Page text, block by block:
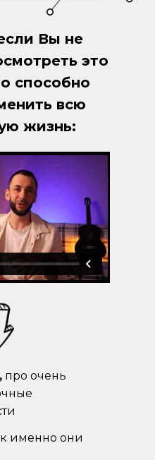
Вы не
это
способно
всю
жизнь:
про очень
именно они